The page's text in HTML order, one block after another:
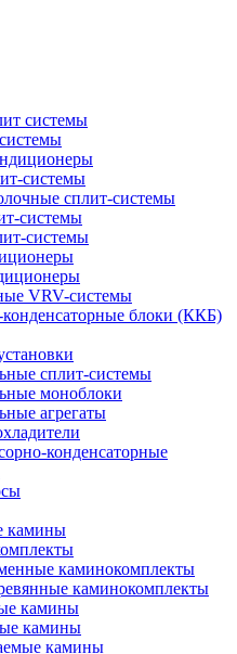
системы
системы
сплит-системы
системы
системы
VRV-системы
блоки (ККБ)
сплит-системы
моноблоки
агрегаты
конденсаторные
камины
каминокомплекты
каминокомплекты
камины
камины
камины